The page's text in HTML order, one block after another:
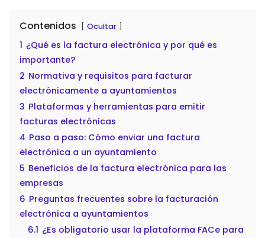
Contenidos Ocultar
1 ¿Qué es la factura electrónica y por qué es
importante?
2 Normativa y requisitos para facturar
electrónicamente a ayuntamientos
3 Plataformas y herramientas para emitir
facturas electrónicas
4 Paso a paso: Cómo enviar una factura
electrónica a un ayuntamiento
5 Beneficios de la factura electrónica para las
empresas
6 Preguntas frecuentes sobre la facturación
electrónica a ayuntamientos
6.1 ¿Es obligatorio usar la plataforma FACe para